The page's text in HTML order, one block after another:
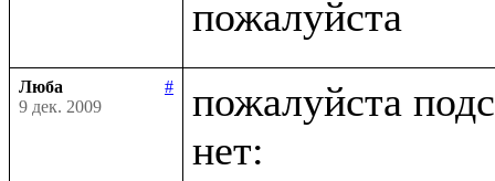
Люба
#
9 дек. 2009
пожалуйста
нет: